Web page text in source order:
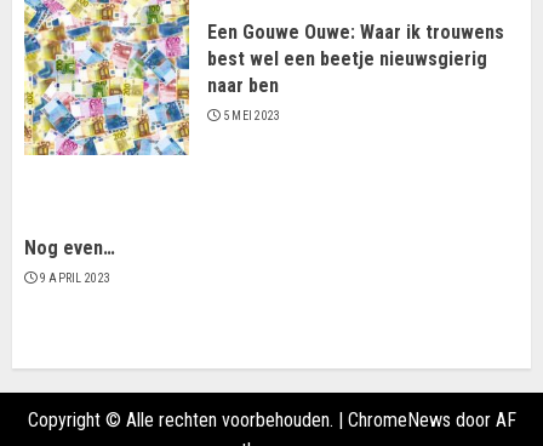
Een Gouwe Ouwe: Waar ik trouwens
best wel een beetje nieuwsgierig
naar ben
5 MEI 2023
Nog even…
9 APRIL 2023
Copyright © Alle rechten voorbehouden. | ChromeNews door AF